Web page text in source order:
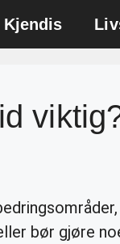
Kjendis
bør gjøre